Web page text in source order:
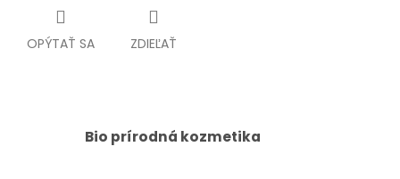
OPÝTAŤ SA ZDIEĽAŤ
Bio prírodná kozmetika